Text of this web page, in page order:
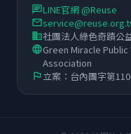
chatLINE官網 @Reuse
email
business社團法人綠色奇蹟
languageGreen Miracle
Association
flag立案：台內團字第